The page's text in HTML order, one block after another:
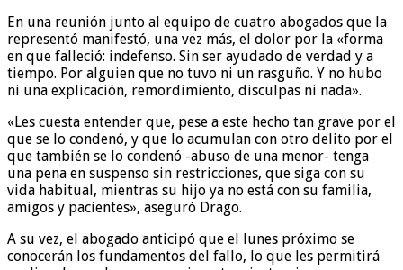
En una reunión junto al equipo de cuatro abogados que la
representó manifestó, una vez más, el dolor por la «forma
en que falleció: indefenso. Sin ser ayudado de verdad y a
tiempo. Por alguien que no tuvo ni un rasguño. Y no hubo
ni una explicación, remordimiento, disculpas ni nada».
«Les cuesta entender que, pese a este hecho tan grave por el
que se lo condenó, y que lo acumulan con otro delito por el
que también se lo condenó -abuso de una menor- tenga
una pena en suspenso sin restricciones, que siga con su
vida habitual, mientras su hijo ya no está con su familia,
amigos y pacientes», aseguró Drago.
A su vez, el abogado anticipó que el lunes próximo se
conocerán los fundamentos del fallo, lo que les permitirá